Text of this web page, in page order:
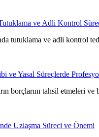
ve Adli Kontrol
tutuklama ve adli kontrol
ve Yasal Süreçlerde
borçlarını tahsil etmeleri
Uzlaşma Süreci ve Önemi